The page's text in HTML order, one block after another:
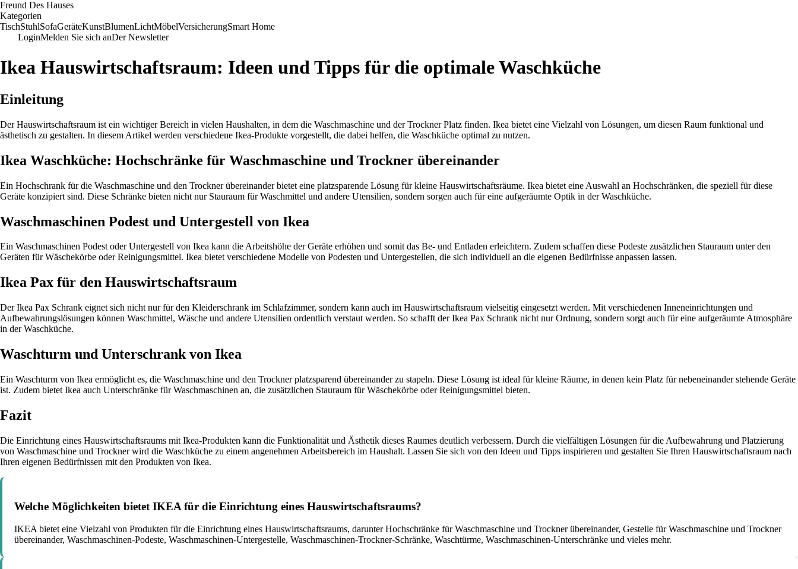
Freund Des Hauses
Kategorien
TischStuhlSofaGeräteKunstBlumenLichtMöbelVersicherungSmart Home
LoginMelden Sie sich anDer Newsletter
Ikea Hauswirtschaftsraum: Ideen und Tipps für die optimale Waschküche
Einleitung
Der Hauswirtschaftsraum ist ein wichtiger Bereich in vielen Haushalten, in dem die Waschmaschine und der Trockner Platz finden. Ikea bietet eine Vielzahl von Lösungen, um diesen Raum funktional und
ästhetisch zu gestalten. In diesem Artikel werden verschiedene Ikea-Produkte vorgestellt, die dabei helfen, die Waschküche optimal zu nutzen.
Ikea Waschküche: Hochschränke für Waschmaschine und Trockner übereinander
Ein Hochschrank für die Waschmaschine und den Trockner übereinander bietet eine platzsparende Lösung für kleine Hauswirtschaftsräume. Ikea bietet eine Auswahl an Hochschränken, die speziell für diese
Geräte konzipiert sind. Diese Schränke bieten nicht nur Stauraum für Waschmittel und andere Utensilien, sondern sorgen auch für eine aufgeräumte Optik in der Waschküche.
Waschmaschinen Podest und Untergestell von Ikea
Ein Waschmaschinen Podest oder Untergestell von Ikea kann die Arbeitshöhe der Geräte erhöhen und somit das Be- und Entladen erleichtern. Zudem schaffen diese Podeste zusätzlichen Stauraum unter den
Geräten für Wäschekörbe oder Reinigungsmittel. Ikea bietet verschiedene Modelle von Podesten und Untergestellen, die sich individuell an die eigenen Bedürfnisse anpassen lassen.
Ikea Pax für den Hauswirtschaftsraum
Der Ikea Pax Schrank eignet sich nicht nur für den Kleiderschrank im Schlafzimmer, sondern kann auch im Hauswirtschaftsraum vielseitig eingesetzt werden. Mit verschiedenen Inneneinrichtungen und
Aufbewahrungslösungen können Waschmittel, Wäsche und andere Utensilien ordentlich verstaut werden. So schafft der Ikea Pax Schrank nicht nur Ordnung, sondern sorgt auch für eine aufgeräumte Atmosphäre
in der Waschküche.
Waschturm und Unterschrank von Ikea
Ein Waschturm von Ikea ermöglicht es, die Waschmaschine und den Trockner platzsparend übereinander zu stapeln. Diese Lösung ist ideal für kleine Räume, in denen kein Platz für nebeneinander stehende Geräte
ist. Zudem bietet Ikea auch Unterschränke für Waschmaschinen an, die zusätzlichen Stauraum für Wäschekörbe oder Reinigungsmittel bieten.
Fazit
Die Einrichtung eines Hauswirtschaftsraums mit Ikea-Produkten kann die Funktionalität und Ästhetik dieses Raumes deutlich verbessern. Durch die vielfältigen Lösungen für die Aufbewahrung und Platzierung
von Waschmaschine und Trockner wird die Waschküche zu einem angenehmen Arbeitsbereich im Haushalt. Lassen Sie sich von den Ideen und Tipps inspirieren und gestalten Sie Ihren Hauswirtschaftsraum nach
Ihren eigenen Bedürfnissen mit den Produkten von Ikea.
Welche Möglichkeiten bietet IKEA für die Einrichtung eines Hauswirtschaftsraums?
IKEA bietet eine Vielzahl von Produkten für die Einrichtung eines Hauswirtschaftsraums, darunter Hochschränke für Waschmaschine und Trockner übereinander, Gestelle für Waschmaschine und Trockner
übereinander, Waschmaschinen-Podeste, Waschmaschinen-Untergestelle, Waschmaschinen-Trockner-Schränke, Waschtürme, Waschmaschinen-Unterschränke und vieles mehr.